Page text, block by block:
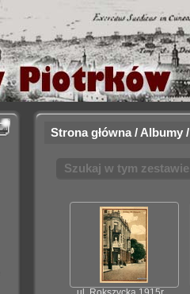
Strona główna/ Albumy/
Szukaj w tym zestawie